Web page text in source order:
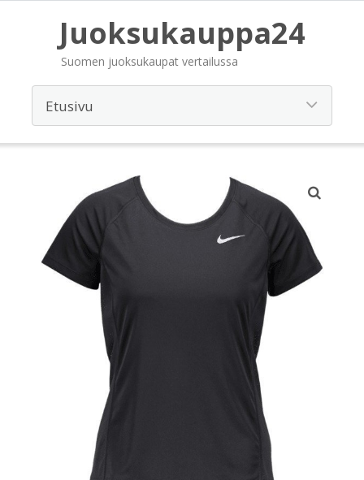
Juoksukauppa24
Suomen juoksukaupat vertailussa